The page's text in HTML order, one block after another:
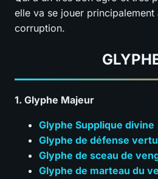
elle va se jouer principalement
corruption.
1. Glyphe Majeur
Glyphe Supplique divine
Glyphe de défense
Glyphe de sceau de
Glyphe de marteau du